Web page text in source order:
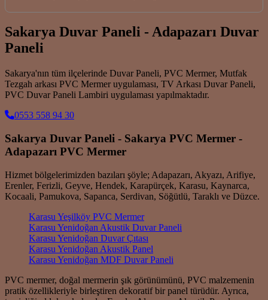
Sakarya Duvar Paneli - Adapazarı Duvar
Paneli
Sakarya'nın tüm ilçelerinde Duvar Paneli, PVC Mermer, Mutfak
Tezgah arkası PVC Mermer uygulaması, TV Arkası Duvar Paneli,
PVC Duvar Paneli Lambiri uygulaması yapılmaktadır.
0553 558 94 30
Sakarya Duvar Paneli - Sakarya PVC Mermer -
Adapazarı PVC Mermer
Hizmet bölgelerimizden bazıları şöyle; Adapazarı, Akyazı, Arifiye,
Erenler, Ferizli, Geyve, Hendek, Karapürçek, Karasu, Kaynarca,
Kocaali, Pamukova, Sapanca, Serdivan, Söğütlü, Taraklı ve Düzce.
Karasu Yeşilköy PVC Mermer
Karasu Yenidoğan Akustik Duvar Paneli
Karasu Yenidoğan Duvar Çıtası
Karasu Yenidoğan Akustik Panel
Karasu Yenidoğan MDF Duvar Paneli
PVC mermer, doğal mermerin şık görünümünü, PVC malzemenin
pratik özellikleriyle birleştiren dekoratif bir panel türüdür. Ayrıca,